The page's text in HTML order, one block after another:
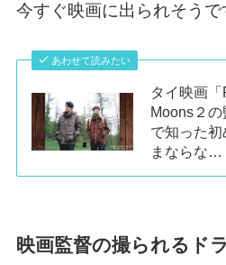
今すぐ映画に出られそうで
あわせて読みたい
タイ映画「
Moons２
で知った初
まならな…
映画監督の撮られるド